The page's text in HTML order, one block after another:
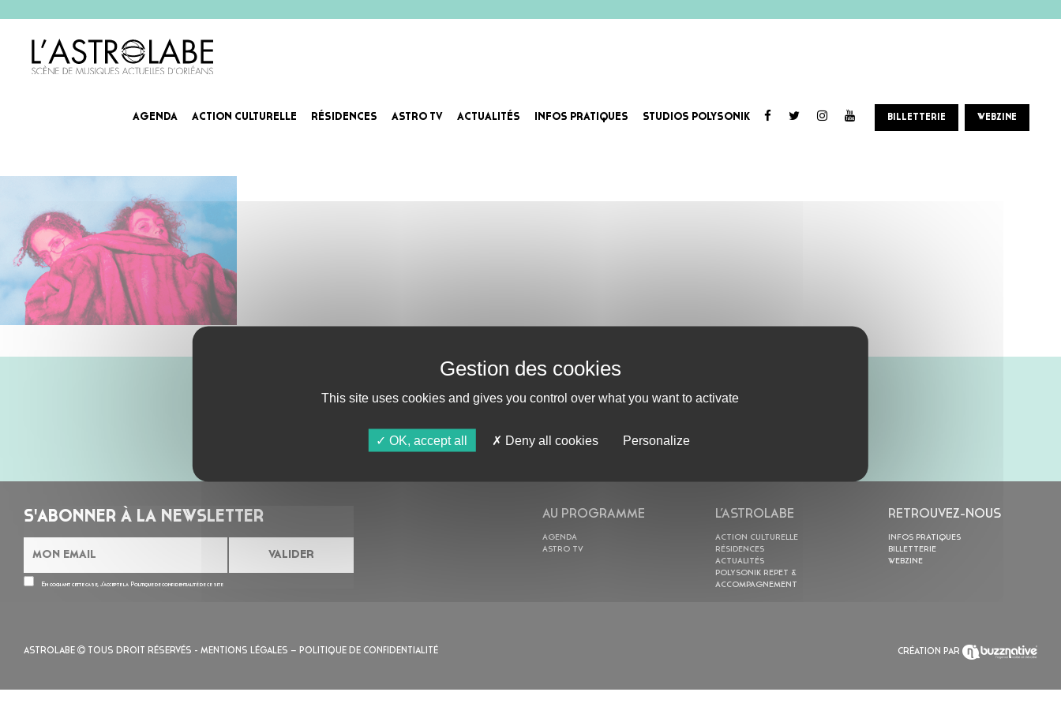
AGENDA ACTION CULTURELLE RÉSIDENCES ASTRO TV ACTUALITÉS INFOS PRATIQUES STUDIOS POLYSONIK BILLETTERIE WEBZINE
S'ABONNER À LA NEWSLETTER
En cochant cette case, j’accepte la Politique de confidentialitéde ce site
AU PROGRAMME
AGENDA
ASTRO TV
L’ASTROLABE
ACTION CULTURELLE
RÉSIDENCES
ACTUALITÉS
POLYSONIK REPET &
ACCOMPAGNEMENT
RETROUVEZ-NOUS
INFOS PRATIQUES
BILLETTERIE
WEBZINE
ASTROLABE TOUS DROIT RÉSERVÉS - MENTIONS LÉGALES – POLITIQUE DE CONFIDENTIALITÉ CRÉATION PAR
This site uses cookies and gives you control over what you want to activate
OK, accept all Deny all cookies Personalize